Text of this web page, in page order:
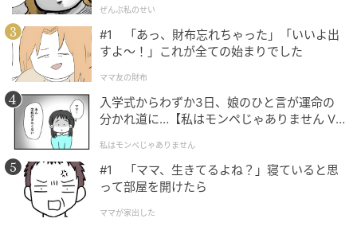
企画展 はじめての古美術鑑賞 －美術のなかの文字－
入口付近 根津美術館
季節の茶道具取り合わせ 涼一味の茶
季節の茶道具取り合わせは涼一味の茶です。 夏の暑さ
を少しでも和らげて涼しく感じさせるような茶道具と
茶室のしつらえでした。 コバルトブルーの染付の《祥
瑞水玉文茶碗（しょんずいみずたまもんちゃわん）》
（景徳鎮窯 中国・明時代・17世紀 根津美術館蔵）が
ぜんぶ私のせい
#1 「あっ、財布忘れちゃった」「いいよ出
すよ〜！」これが全ての始まりでした
ママ友の財布
入学式からわずか3日、娘のひと言が運命の
分かれ道に…【私はモンペじゃありません Vo
私はモンペじゃありません
#1 「ママ、生きてるよね？」寝ていると思
って部屋を開けたら
ママが家出した